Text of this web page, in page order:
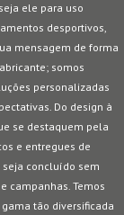
ele para uso
desportivos,
mensagem de forma
somos
personalizadas
Do design à
se destaquem pela
e entregues de
concluído sem
campanhas. Temos
tão diversificada